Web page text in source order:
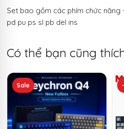
Set bao gồm các phím chức năng
pd pu ps sl pb del ins
Có thể bạn cũng
Sale
Sản
phẩm
có
nhiều